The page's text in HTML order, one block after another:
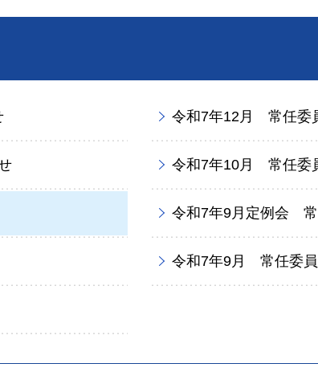
令和7年12月 常任委
令和7年10月 常任委
令和7年9月定例会
令和7年9月 常任委